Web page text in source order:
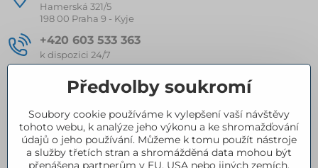
Hamerská 321/5
198 00 Praha 9 - Kyje
+420 603 533 363
k dispozici 24/7
eurorad​@seznam​.cz
Kompletní nabídka produktů
Předvolby soukromí
Soubory cookie používáme k vylepšení vaší návštěvy
tohoto webu, k analýze jeho výkonu a ke shromažďování
údajů o jeho používání. Můžeme k tomu použít nástroje
a služby třetích stran a shromážděná data mohou být
přenášena partnerům v EU, USA nebo jiných zemích.